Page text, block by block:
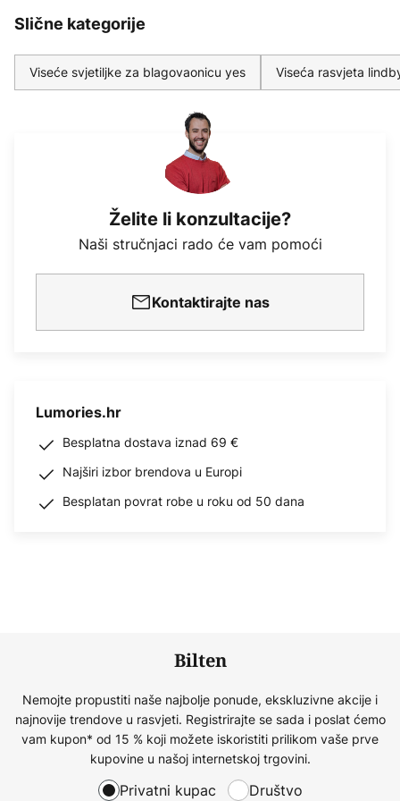
Slične kategorije
Viseće svjetiljke za blagovaonicu yes Viseća rasvjeta
Želite li konzultacije?
Naši stručnjaci rado će vam pomoći
Kontaktirajte nas
Lumories.hr
Besplatna dostava iznad 69 €
Najširi izbor brendova u Europi
Besplatan povrat robe u roku od 50 dana
Bilten
Nemojte propustiti naše najbolje ponude, ekskluzivne akcije i
najnovije trendove u rasvjeti. Registrirajte se sada i poslat ćemo
vam kupon* od 15 % koji možete iskoristiti prilikom vaše prve
kupovine u našoj internetskoj trgovini.
Privatni kupac Društvo